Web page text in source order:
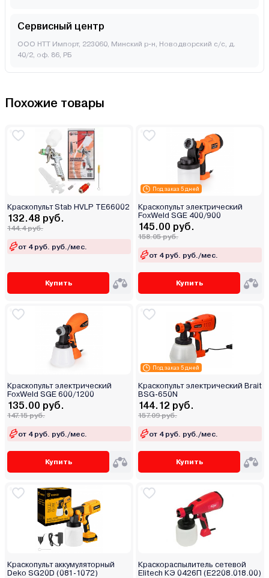
Сервисный центр
ООО НТТ Импорт, 223060, Минский р-н, Новодворский с/с, д.
40/2, оф. 86, РБ
Похожие товары
Краскопульт Stab HVLP TE66002
132.48 руб.
144.4 руб.
от 4 руб. руб./мес.
Купить
Под заказ 5 дней
Краскопульт электрический
FoxWeld SGE 400/900
145.00 руб.
158.05 руб.
от 4 руб. руб./мес.
Купить
Краскопульт электрический
FoxWeld SGE 600/1200
135.00 руб.
147.15 руб.
от 4 руб. руб./мес.
Купить
Под заказ 5 дней
Краскопульт электрический Brait
BSG-650N
144.12 руб.
157.09 руб.
от 4 руб. руб./мес.
Купить
Краскопульт аккумуляторный
Deko SG20D (081-1072)
Краскораспылитель сетевой
Elitech КЭ 0426П (E2208.018.00)